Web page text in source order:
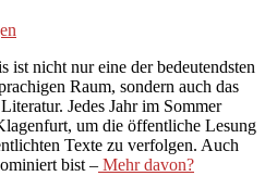
ist nicht nur eine der bedeutendsten
Raum, sondern auch das
Jedes Jahr im Sommer
um die öffentliche Lesung
Texte zu verfolgen. Auch
bist – Mehr davon?